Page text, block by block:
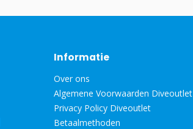
Informatie
Over ons
Algemene Voorwaarden Diveoutlet
Privacy Policy Diveoutlet
Betaalmethoden